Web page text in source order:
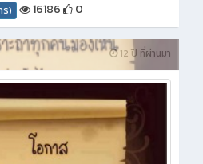
ร) 16186 0
12 ปี ที่ผ่านมา